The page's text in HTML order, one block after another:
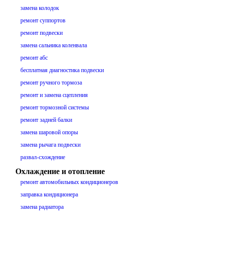
замена колодок
ремонт суппортов
ремонт подвески
замена сальника коленвала
ремонт абс
бесплатная диагностика подвески
ремонт ручного тормоза
ремонт и замена сцепления
ремонт тормозной системы
ремонт задней балки
замена шаровой опоры
замена рычага подвески
развал-схождение
Охлаждение и отопление
ремонт автомобильных кондиционеров
заправка кондиционера
замена радиатора